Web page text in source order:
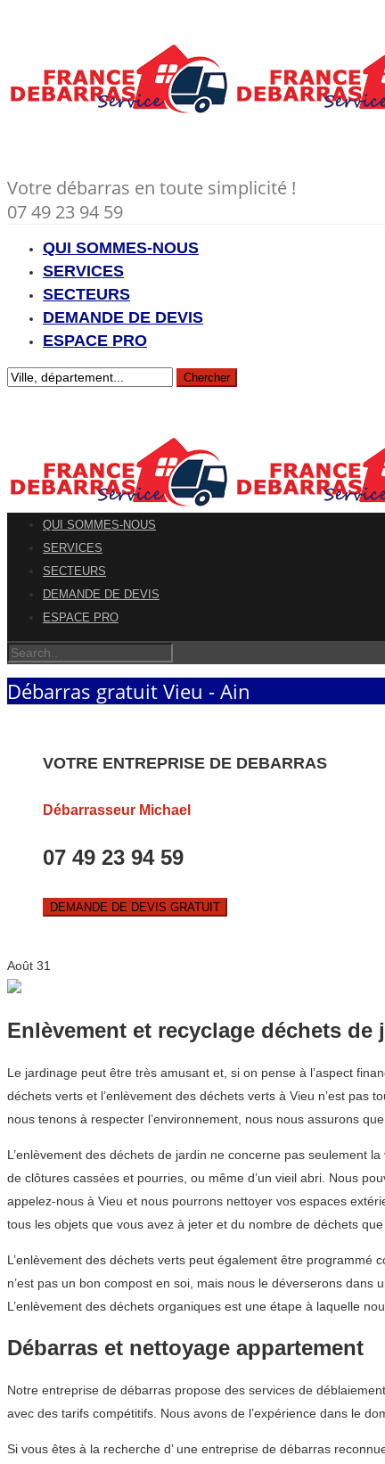
Votre débarras en toute simplicité !
07 49 23 94 59
QUI SOMMES-NOUS
SERVICES
SECTEURS
DEMANDE DE DEVIS
ESPACE PRO
QUI SOMMES-NOUS
SERVICES
SECTEURS
DEMANDE DE DEVIS
ESPACE PRO
Débarras gratuit Vieu - Ain
VOTRE ENTREPRISE DE DEBARRAS
Débarrasseur Michael
07 49 23 94 59
DEMANDE DE DEVIS GRATUIT
Août 31
Enlèvement et recyclage déchets de
Le jardinage peut être très amusant et, si on pense à l’aspect
déchets verts et l’enlèvement des déchets verts à Vieu n’est
nous tenons à respecter l’environnement, nous nous assurons
L’enlèvement des déchets de jardin ne concerne pas seulement
de clôtures cassées et pourries, ou même d’un vieil abri. Nous
appelez-nous à Vieu et nous pourrons nettoyer vos espaces
tous les objets que vous avez à jeter et du nombre de déchets
L’enlèvement des déchets verts peut également être
n’est pas un bon compost en soi, mais nous le déverserons
L’enlèvement des déchets organiques est une étape à laquelle
Débarras et nettoyage appartement
Notre entreprise de débarras propose des services de
avec des tarifs compétitifs. Nous avons de l’expérience dans le
Si vous êtes à la recherche d’ une entreprise de débarras